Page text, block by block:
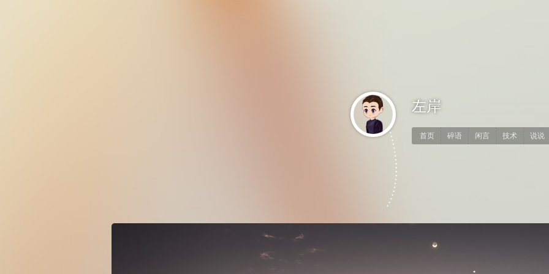
左岸
首页 碎语 闲言 技术 说说